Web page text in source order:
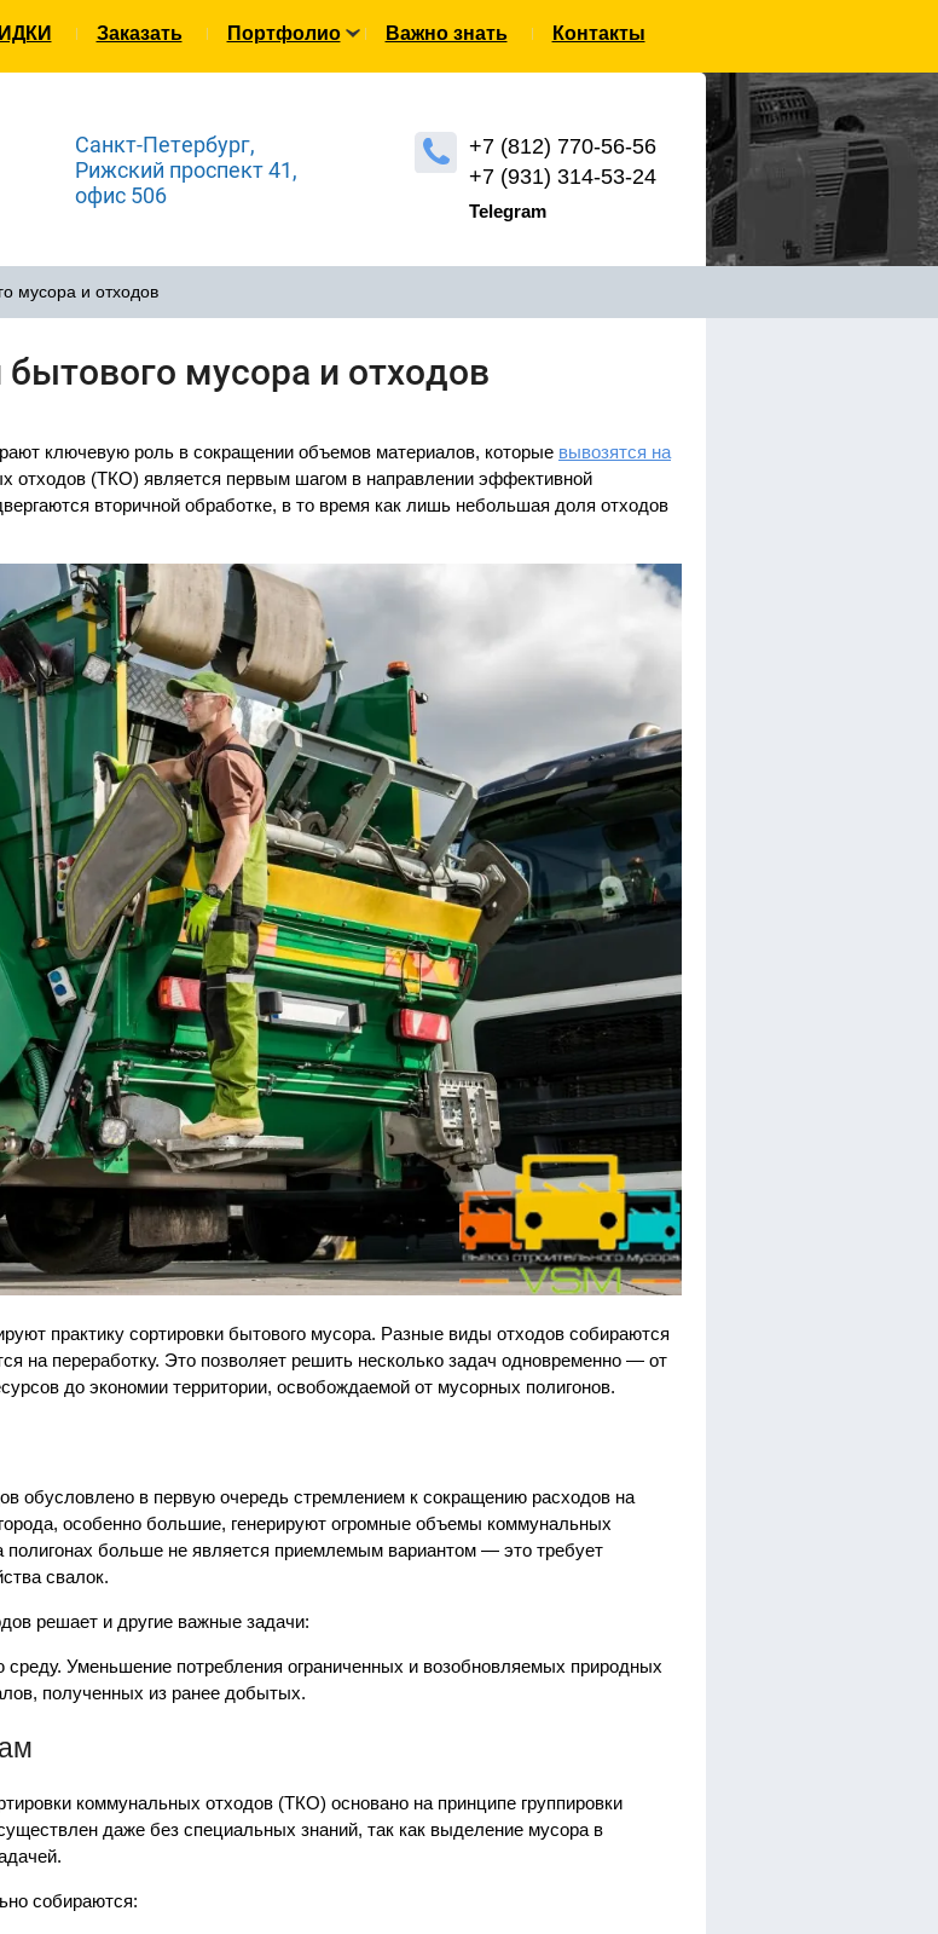
Заказать Портфолио Важно знать Контакты
Санкт-Петербург,
Рижский проспект 41,
офис 506
+7 (812) 770-56-56
+7 (931) 314-53-24
Telegram
мусора и отходов
мусора и отходов
ключевую роль в сокращении объемов материалов, которые вывозятся на
отходов (ТКО) является первым шагом в направлении эффективной
вторичной обработке, в то время как лишь небольшая доля отходов
практику сортировки бытового мусора. Разные виды отходов собираются
на переработку. Это позволяет решить несколько задач одновременно — от
до экономии территории, освобождаемой от мусорных полигонов.
обусловлено в первую очередь стремлением к сокращению расходов на
особенно большие, генерируют огромные объемы коммунальных
полигонах больше не является приемлемым вариантом — это требует
свалок.
решает и другие важные задачи:
Уменьшение потребления ограниченных и возобновляемых природных
полученных из ранее добытых.
коммунальных отходов (ТКО) основано на принципе группировки
даже без специальных знаний, так как выделение мусора в
собираются: